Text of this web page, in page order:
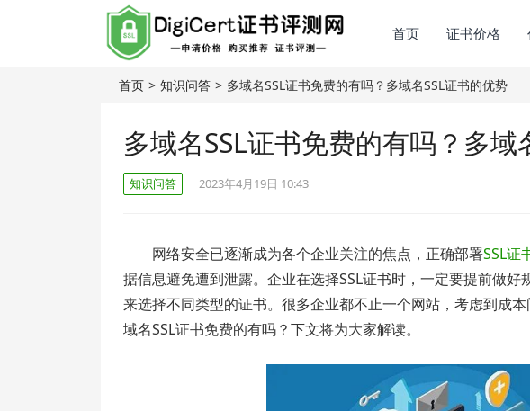
首页 证书价格
首页 > 知识问答 > 多域名SSL证书免费的有吗？多域名SSL证书的优势
多域名SSL证书免费的有吗？多域
知识问答 2023年4月19日 10:43
网络安全已逐渐成为各个企业关注的焦点，正确部署SSL证
据信息避免遭到泄露。企业在选择SSL证书时，一定要提前做
来选择不同类型的证书。很多企业都不止一个网站，考虑到成
域名SSL证书免费的有吗？下文将为大家解读。